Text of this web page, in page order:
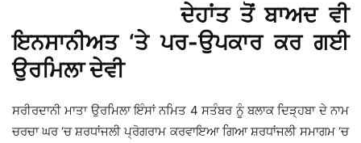
ਦੇਹਾਂਤ ਤੋਂ ਬਾਅਦ ਵੀ
ਇਨਸਾਨੀਅਤ ‘ਤੇ ਪਰ-ਉਪਕਾਰ ਕਰ ਗਈ
ਉਰਮਿਲਾ ਦੇਵੀ
ਸਰੀਰਦਾਨੀ ਮਾਤਾ ਉਰਮਿਲਾ ਇੰਸਾਂ ਨਮਿਤ 4 ਸਤੰਬਰ ਨੂੰ ਬਲਾਕ ਦਿੜ੍ਹਬਾ ਦੇ ਨਾਮ
ਚਰਚਾ ਘਰ ‘ਚ ਸ਼ਰਧਾਂਜਲੀ ਪ੍ਰੋਗਰਾਮ ਕਰਵਾਇਆ ਗਿਆ ਸ਼ਰਧਾਂਜਲੀ ਸਮਾਗਮ ‘ਚ